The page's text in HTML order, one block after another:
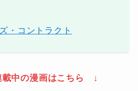
・コントラクト
中の漫画はこちら ↓